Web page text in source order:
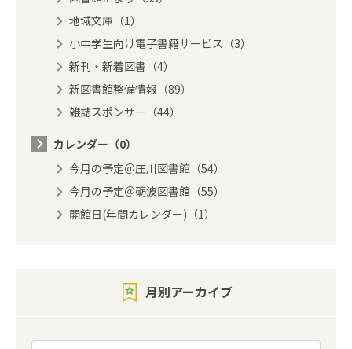
地域文庫（1）
小中学生向け電子書籍サービス（3）
新刊・新着図書（4）
新図書館整備情報（89）
雑誌スポンサー（44）
カレンダー（0）
今月の予定＠庄川図書館（54）
今月の予定＠砺波図書館（55）
開館日(年間カレンダー)（1）
月別アーカイブ